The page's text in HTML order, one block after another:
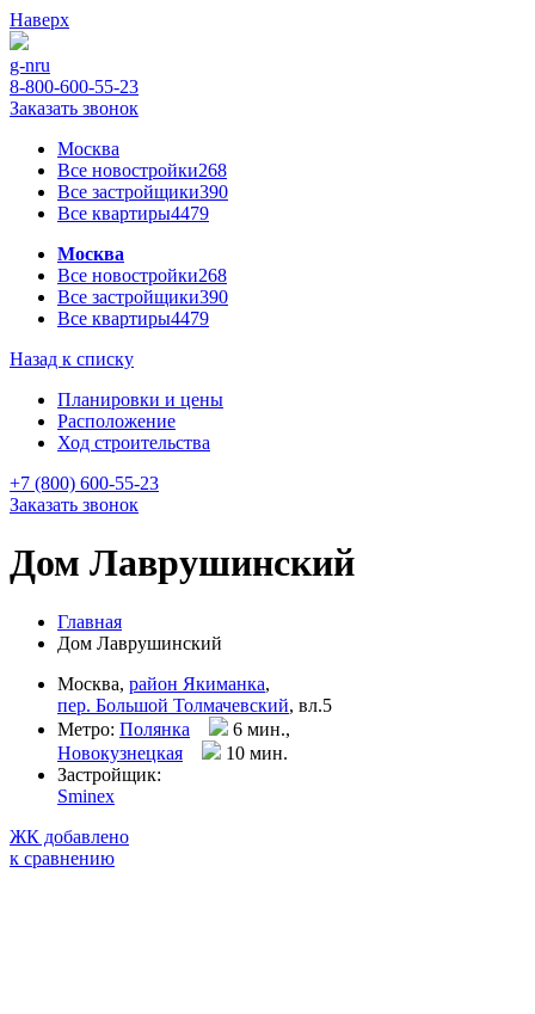
Наверх
g-nru
8-800-600-55-23
Заказать звонок
Москва
Все новостройки268
Все застройщики390
Все квартиры4479
Москва
Все новостройки268
Все застройщики390
Все квартиры4479
Назад к списку
Планировки и цены
Расположение
Ход строительства
+7 (800) 600-55-23
Заказать звонок
Дом Лаврушинский
Главная
Дом Лаврушинский
Москва, район Якиманка,
пер. Большой Толмачевский, вл.5
Метро: Полянка
6 мин.,
Новокузнецкая
10 мин.
Застройщик:
Sminex
ЖК добавлено
к сравнению